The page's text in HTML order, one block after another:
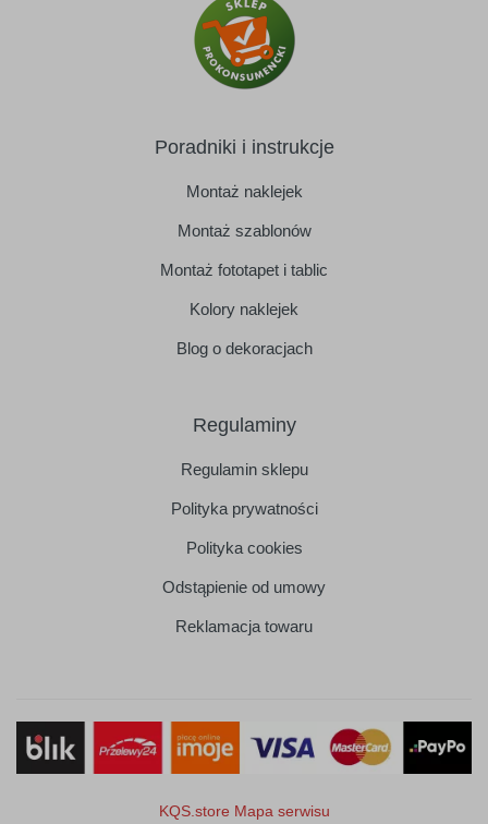
Poradniki i instrukcje
Montaż naklejek
Montaż szablonów
Montaż fototapet i tablic
Kolory naklejek
Blog o dekoracjach
Regulaminy
Regulamin sklepu
Polityka prywatności
Polityka cookies
Odstąpienie od umowy
Reklamacja towaru
KQS.store Mapa serwisu